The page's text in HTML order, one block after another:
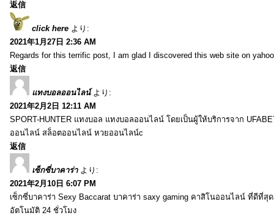
返信
click here より:
2021年1月27日 2:36 AM
Regards for this terrific post, I am glad I discovered this web site on
返信
แทงบอลออนไลน์ より:
2021年2月2日 12:11 AM
SPORT-HUNTER แทงบอล แทงบอลออนไลน์ โดยเป็นผู้ให้บริการจาก
ออนไลน์ สล็อตออนไลน์ หวยออนไลน์c
返信
เซ็กซี่บาคาร่า より:
2021年2月10日 6:07 PM
เซ็กซี่บาคาร่า Sexy Baccarat บาคาร่า saxy gaming คาสิโนออนไลน์ ที่ดีที่สุ
อัตโนมัติ 24 ชั่วโมง